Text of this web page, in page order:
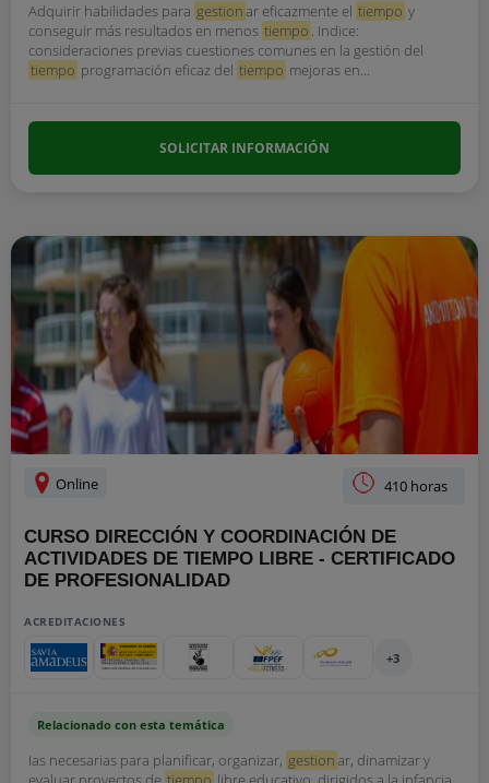
Adquirir habilidades para gestionar eficazmente el tiempo y
conseguir más resultados en menos tiempo . Indice:
consideraciones previas cuestiones comunes en la gestión del
tiempo programación eficaz del tiempo mejoras en...
SOLICITAR INFORMACIÓN
Online 410 horas
CURSO DIRECCIÓN Y COORDINACIÓN DE
ACTIVIDADES DE TIEMPO LIBRE - CERTIFICADO
DE PROFESIONALIDAD
ACREDITACIONES
+3
Relacionado con esta temática
Ias necesarias para planificar, organizar, gestionar, dinamizar y